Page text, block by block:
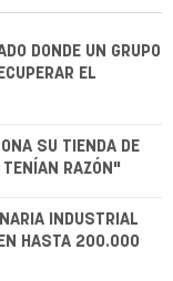
DONDE UN GRUPO
EL
SU TIENDA DE
RAZÓN"
INDUSTRIAL
EN HASTA 200.000